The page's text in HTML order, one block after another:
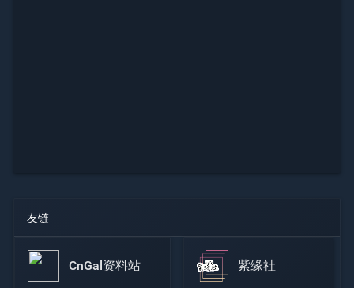
友链
CnGal资料站 紫缘社